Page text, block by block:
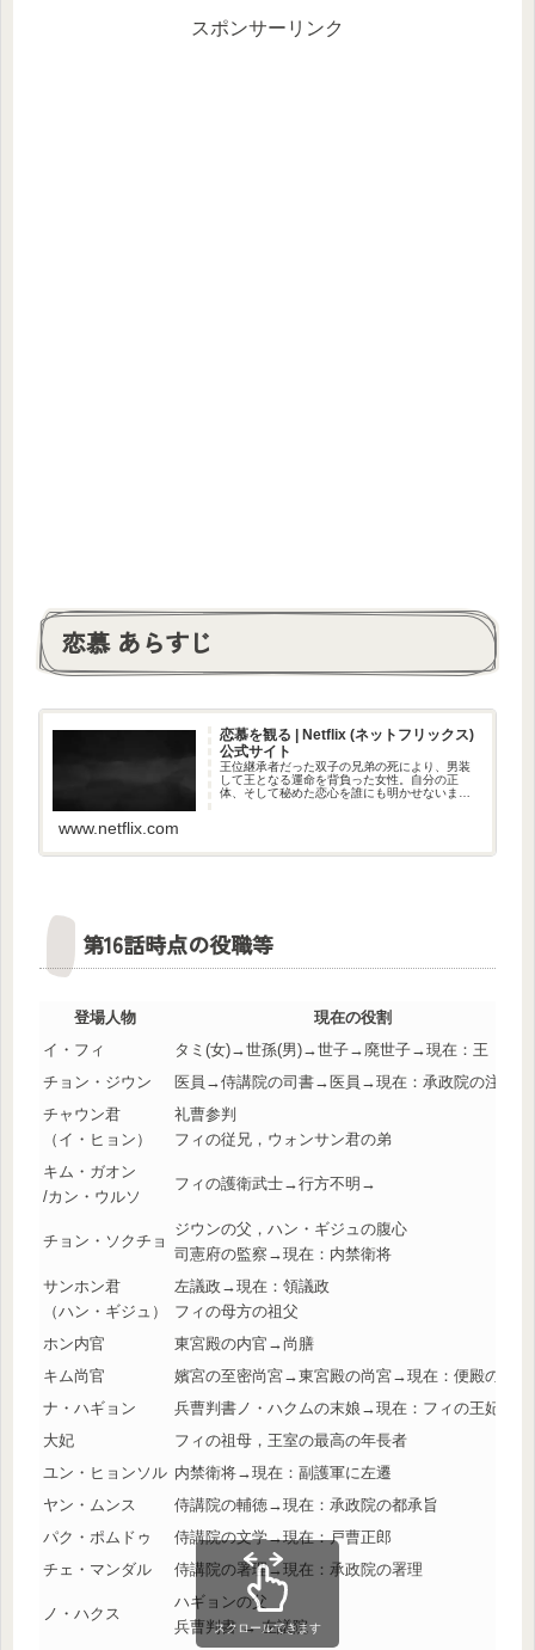
スポンサーリンク
恋慕 あらすじ
恋慕 を観 る | Netflix ( ネ ッ ト フ リ ッ ク ス )
公 式サ イ ト
王位継承者だった双子の兄弟の死により、男装
して王となる運命を背負った女性。自分の正
体、そして秘めた恋心を誰にも明かせないま
www.netflix.com
第16話時点の役職等
登場人物
現在の役割
イ・フィ
タミ(女)→世孫(男)→世子→廃世子→現在：王
チョン・ジウン
医員→侍講院の司書→医員→現在：承政院の注書
チャウン君
（イ・ヒョン）
礼曹参判
フィの従兄，ウォンサン君の弟
キム・ガオン
/カン・ウルソ
フィの護衛武士→行方不明→
チョン・ソクチョ
ジウンの父，ハン・ギジュの腹心
司憲府の監察→現在：内禁衛将
サンホン君
（ハン・ギジュ）
左議政→現在：領議政
フィの母方の祖父
ホン内官
東宮殿の内官→尚膳
キム尚官
嬪宮の至密尚宮→東宮殿の尚宮→現在：便殿の内宮
ナ・ハギョン
兵曹判書ノ・ハクムの末娘→現在：フィの王妃
大妃
フィの祖母，王室の最高の年長者
ユン・ヒョンソル 内禁衛将→現在：副護軍に左遷
ヤン・ムンス
侍講院の輔徳→現在：承政院の都承旨
パク・ポムドゥ
侍講院の文学→現在：戸曹正郎
チェ・マンダル
侍講院の署理→現在：承政院の署理
ノ・ハクス
ハギョンの父
兵曹判書 → 左議院
スクロールできます